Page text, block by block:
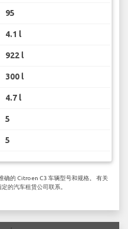
95
4.1 l
922 l
300 l
4.7 l
5
5
确的 Citroen C3 车辆型号和规格。 有关
的汽车租赁公司联系。